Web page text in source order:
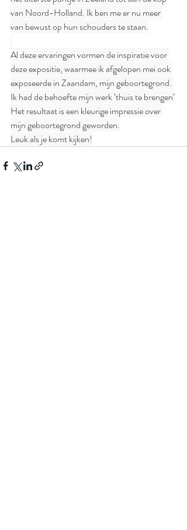
van Noord-Holland. Ik ben me er nu meer
van bewust op hun schouders te staan.
Al deze ervaringen vormen de inspiratie voor
deze expositie, waarmee ik afgelopen mei ook
exposeerde in Zaandam, mijn geboortegrond.
Ik had de behoefte mijn werk ‘thuis te brengen’
Het resultaat is een kleurige impressie over
mijn geboortegrond geworden.
Leuk als je komt kijken!